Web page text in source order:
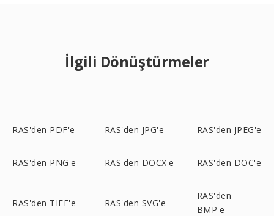
İlgili Dönüştürmeler
RAS'den PDF'e RAS'den JPG'e RAS'den JPEG'e
RAS'den PNG'e RAS'den DOCX'e RAS'den DOC'e
RAS'den TIFF'e RAS'den SVG'e
RAS'den
BMP'e